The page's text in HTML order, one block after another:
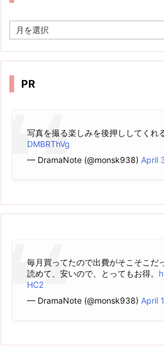
ー
イ
PR
写真を撮る楽しみを後押ししてくれる
DMBRThVg
— DramaNote (@monsk938) April
毎月買ってたので出費がそこそこだ
読めて、安いので、とってもお得。
HC2
— DramaNote (@monsk938) April